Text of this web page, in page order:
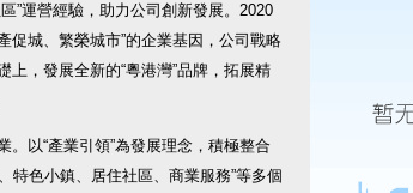
”運營經驗，助力公司創新發展。2020
促城、繁榮城市”的企業基因，公司戰略
上，發展全新的“粵港灣”品牌，拓展精
以“產業引領”為發展理念，積極整合
特色小鎮、居住社區、商業服務”等多個